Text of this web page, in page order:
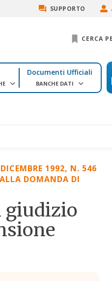
SUPPORTO
CERCA
Documenti Ufficiali
BANCHE DATI
1992, N. 546
DOMANDA DI
giudizio